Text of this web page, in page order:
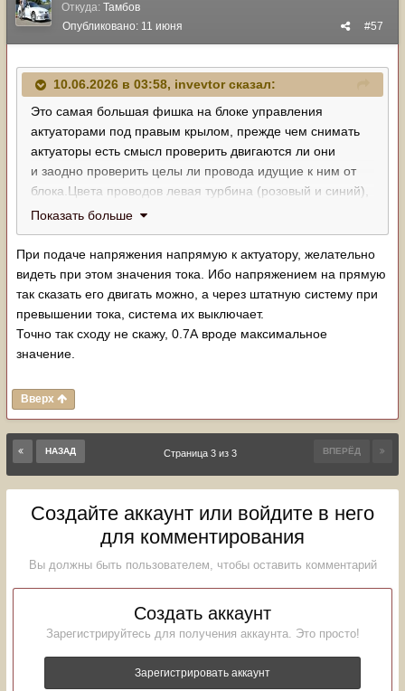
Откуда: Тамбов
#57
Опубликовано: 11 июня
10.06.2026 в 03:58, invevtorсказал:
Это самая большая фишка на блоке управления
актуаторами под правым крылом, прежде чем снимать
актуаторы есть смысл проверить двигаются ли они
и заодно проверить целы ли провода идущие к ним от
блока.Цвета проводов левая турбина (розовый и синий),
правая (зеленый и серый).
Показать больше
При подаче напряжения напрямую к актуатору, желательно
видеть при этом значения тока. Ибо напряжением на прямую
так сказать его двигать можно, а через штатную систему при
превышении тока, система их выключает.
Точно так сходу не скажу, 0.7А вроде максимальное
значение.
Вверх
НАЗАД ВПЕРЁД
Страница 3 из 3
Создайте аккаунт или войдите в него
для комментирования
Вы должны быть пользователем, чтобы оставить комментарий
Создать аккаунт
Зарегистрируйтесь для получения аккаунта. Это просто!
Зарегистрировать аккаунт